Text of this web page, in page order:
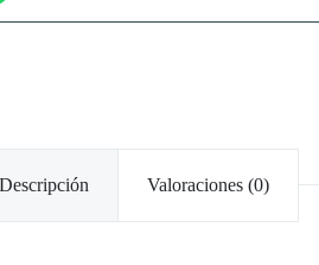
Descripción Valoraciones (0)